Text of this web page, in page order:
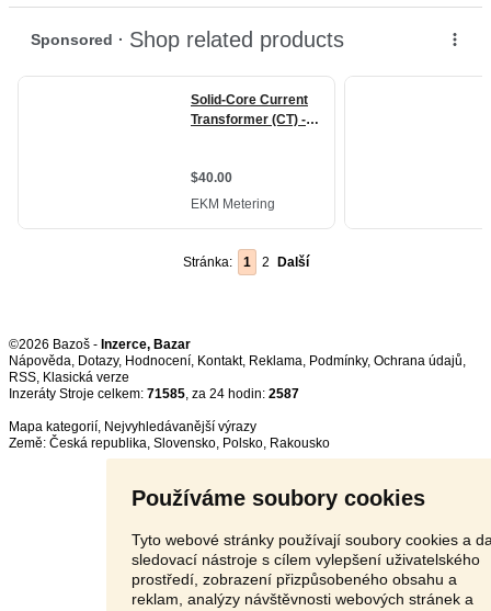
Používáme soubory cookies
Tyto webové stránky používají soubory cookies a
sledovací nástroje s cílem vylepšení uživatelského
prostředí, zobrazení přizpůsobeného obsahu a
reklam, analýzy návštěvnosti webových stránek a
Stránka: 1 2 Další
©2026 Bazoš - Inzerce, Bazar
Nápověda, Dotazy, Hodnocení, Kontakt, Reklama, Podmínky, Ochrana údajů,
RSS,
Inzeráty Stroje celkem: 71585, za 24 hodin: 2587
Mapa kategorií, Nejvyhledávanější výrazy
Země: Česká republika, Slovensko, Polsko, Rakousko